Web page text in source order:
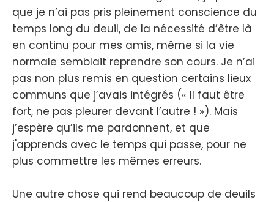
que je n’ai pas pris pleinement conscience du
temps long du deuil, de la nécessité d’être là
en continu pour mes amis, même si la vie
normale semblait reprendre son cours. Je n’ai
pas non plus remis en question certains lieux
communs que j’avais intégrés (« Il faut être
fort, ne pas pleurer devant l’autre ! »). Mais
j’espère qu’ils me pardonnent, et que
j'apprends avec le temps qui passe, pour ne
plus commettre les mêmes erreurs.
Une autre chose qui rend beaucoup de deuils